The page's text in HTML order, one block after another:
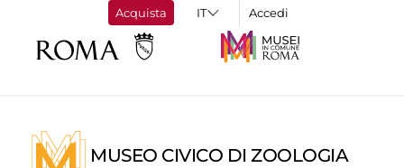
Acquista Accedi
MUSEO CIVICO DI ZOOLOGIA